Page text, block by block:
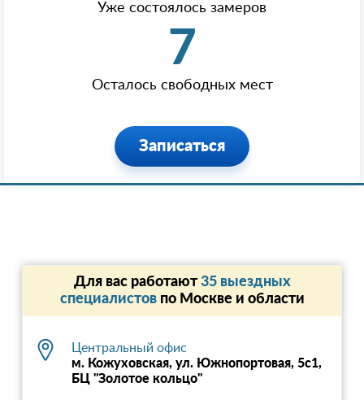
Уже состоялось замеров
7
Осталось свободных мест
Записаться
Для вас работают35 выездных
специалистовпо Москве и области
Центральный офис
м. Кожуховская, ул. Южнопортовая, 5с1,
БЦ "Золотое кольцо"